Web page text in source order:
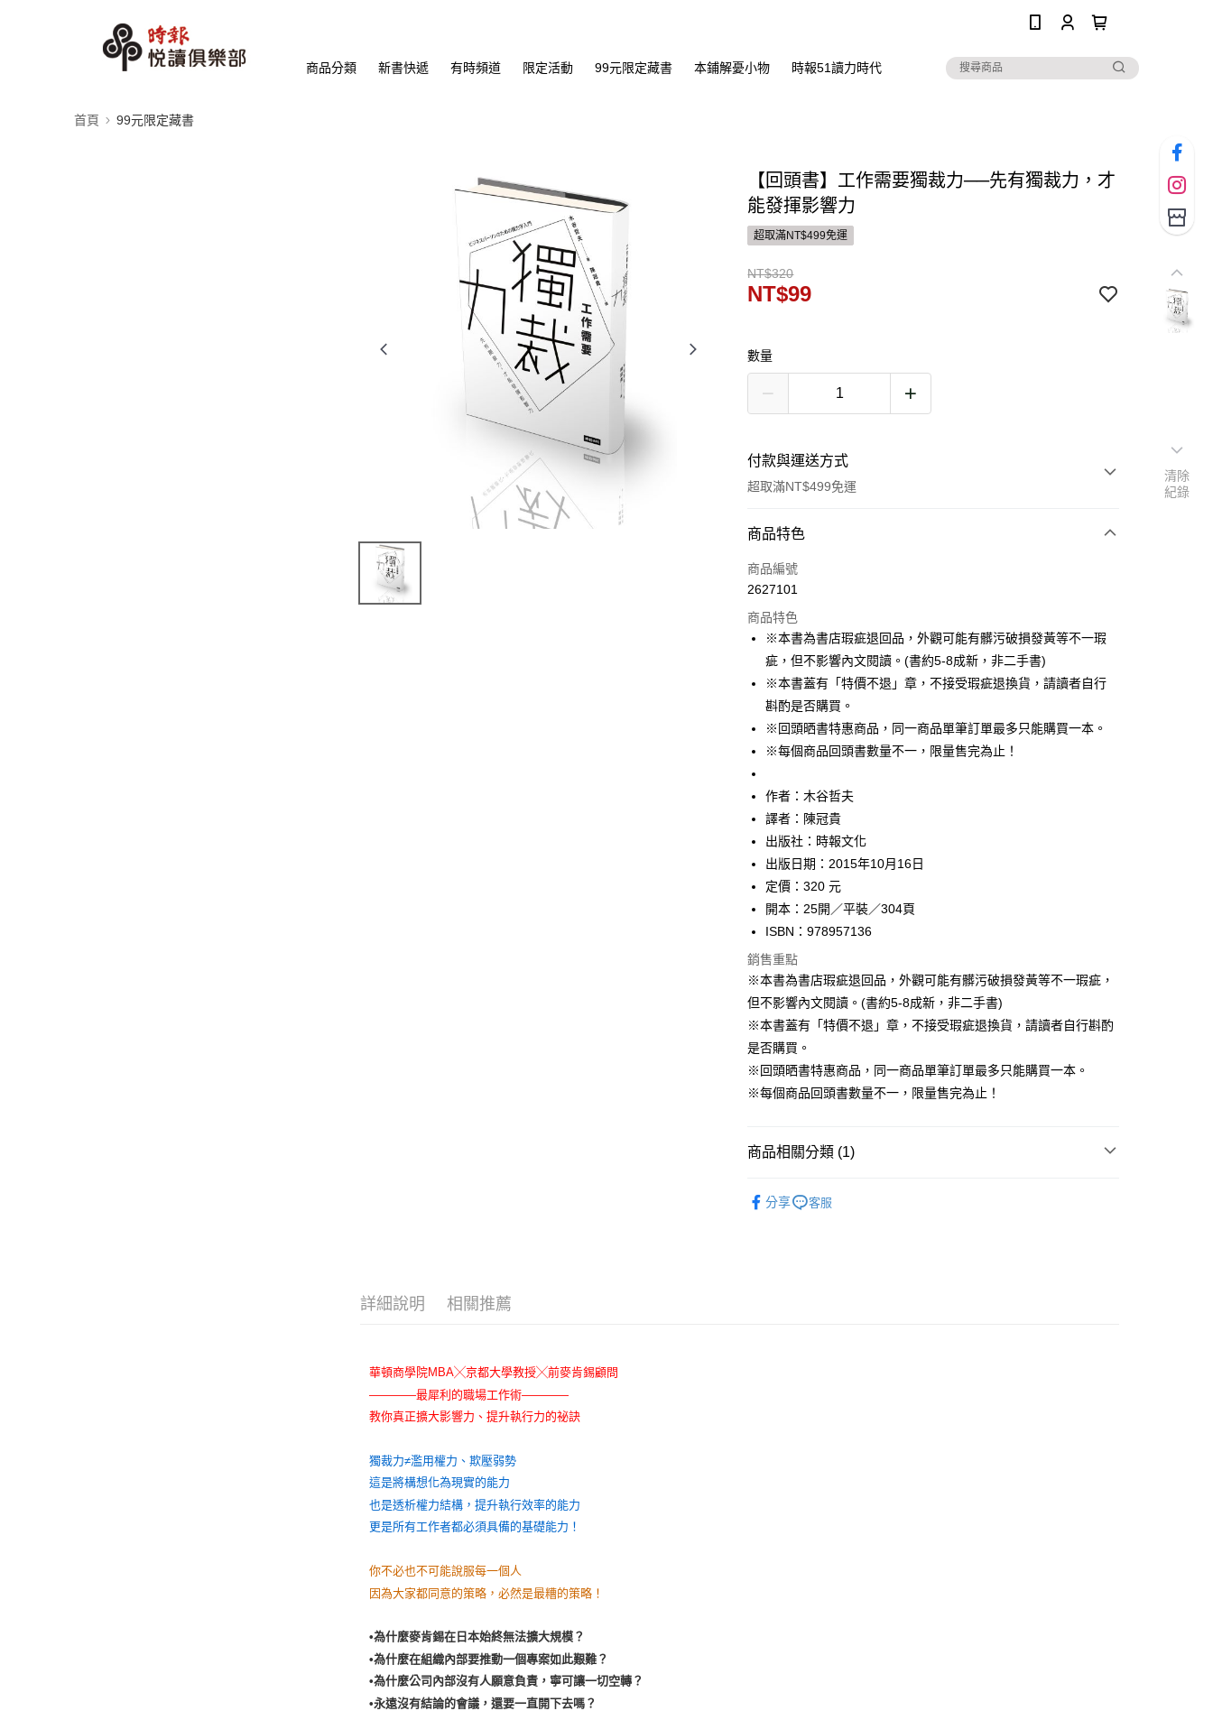
商品分類 新書快遞 有時頻道 限定活動 99元限定藏書 本鋪解憂小物 時報51讀力時代
首頁 99元限定藏書
【回頭書】工作需要獨裁力──先有獨裁力，才
能發揮影響力
超取滿NT$499免運
NT$320
NT$99
數量
付款與運送方式
超取滿NT$499免運
付款方式
信用卡一次付款
運送方式
付款後全家取貨
每筆NT$60，滿NT$499(含以上)免運費
付款後7-11取貨
每筆NT$60，滿NT$499(含以上)免運費
宅配
商品特色
商品編號
2627101
商品特色
※本書為書店瑕疵退回品，外觀可能有髒污破損發黃等不一瑕
疵，但不影響內文閱讀。(書約5-8成新，非二手書)
※本書蓋有「特價不退」章，不接受瑕疵退換貨，請讀者自行
斟酌是否購買。
※回頭晒書特惠商品，同一商品單筆訂單最多只能購買一本。
※每個商品回頭書數量不一，限量售完為止！
作者：木谷哲夫
譯者：陳冠貴
出版社：時報文化
出版日期：2015年10月16日
定價：320 元
開本：25開／平裝／304頁
ISBN：978957136
銷售重點
※本書為書店瑕疵退回品，外觀可能有髒污破損發黃等不一瑕疵，
但不影響內文閱讀。(書約5-8成新，非二手書)
※本書蓋有「特價不退」章，不接受瑕疵退換貨，請讀者自行斟酌
是否購買。
※回頭晒書特惠商品，同一商品單筆訂單最多只能購買一本。
※每個商品回頭書數量不一，限量售完為止！
商品相關分類 (1)
分享
客服
詳細說明 相關推薦
華頓商學院MBA╳京都大學教授╳前麥肯錫顧問
————最犀利的職場工作術————
教你真正擴大影響力、提升執行力的祕訣
獨裁力≠濫用權力、欺壓弱勢
這是將構想化為現實的能力
也是透析權力結構，提升執行效率的能力
更是所有工作者都必須具備的基礎能力！
你不必也不可能說服每一個人
因為大家都同意的策略，必然是最糟的策略！
•為什麼麥肯錫在日本始終無法擴大規模？
•為什麼在組織內部要推動一個專案如此艱難？
•為什麼公司內部沒有人願意負責，寧可讓一切空轉？
•永遠沒有結論的會議，還要一直開下去嗎？
清除
紀錄